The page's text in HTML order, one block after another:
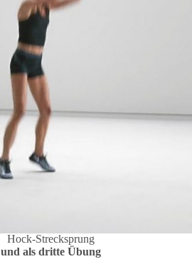
Hock-Strecksprung
und als dritte Übung